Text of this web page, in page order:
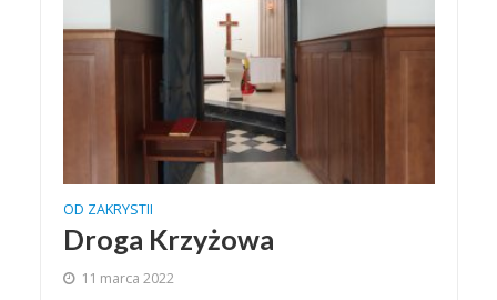
OD ZAKRYSTII
Droga Krzyżowa
11 marca 2022